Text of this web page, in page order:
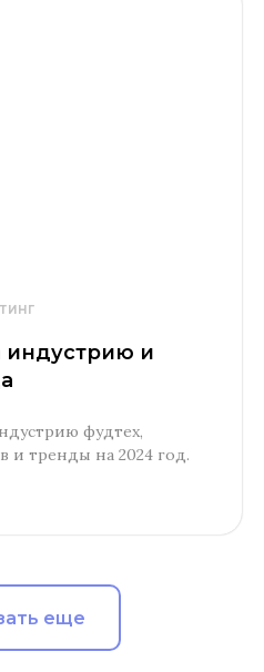
индустрию и
фудтех,
и тренды на 2024 год.
еще